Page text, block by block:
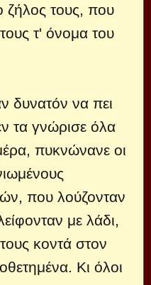
ζήλος τους, που
τ' όνομα του
δυνατόν να πει
τα γνώρισε όλα
πυκνώνανε οι
που λούζονταν
με λάδι,
κοντά στον
Κι όλοι